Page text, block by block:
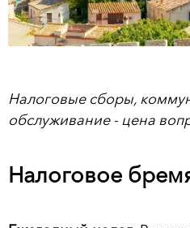
Налоговые сборы,
обслуживание - цена
Налоговое